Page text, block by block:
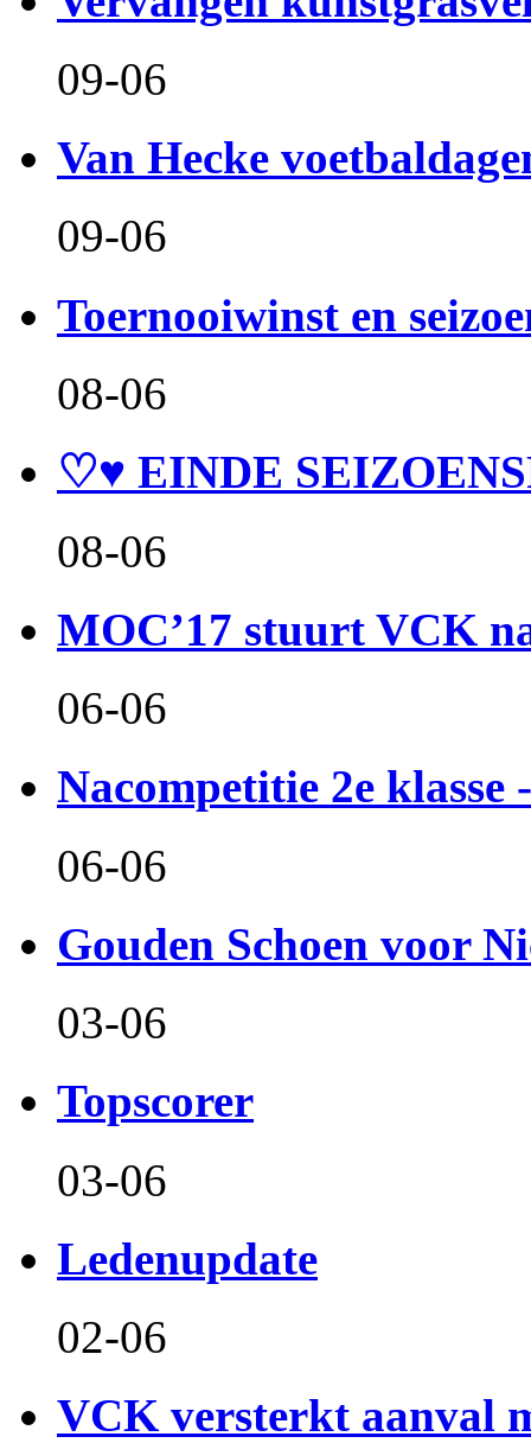
09-06
Van Hecke
09-06
Toernooiwinst en
08-06
♡♥ EINDE
08-06
MOC’17 stuurt VCK
06-06
Nacompetitie 2e klasse
06-06
Gouden Schoen voor
03-06
Topscorer
03-06
Ledenupdate
02-06
VCK versterkt aanval